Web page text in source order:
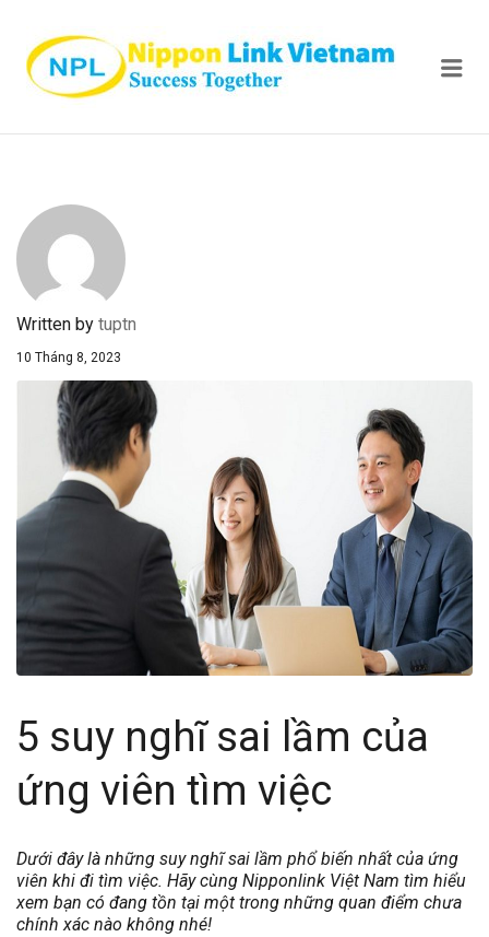
Written by tuptn
10 Tháng 8, 2023
5 suy nghĩ sai lầm của
ứng viên tìm việc
Dưới đây là những suy nghĩ sai lầm phổ biến nhất của ứng
viên khi đi tìm việc. Hãy cùng Nipponlink Việt Nam tìm hiểu
xem bạn có đang tồn tại một trong những quan điểm chưa
chính xác nào không nhé!